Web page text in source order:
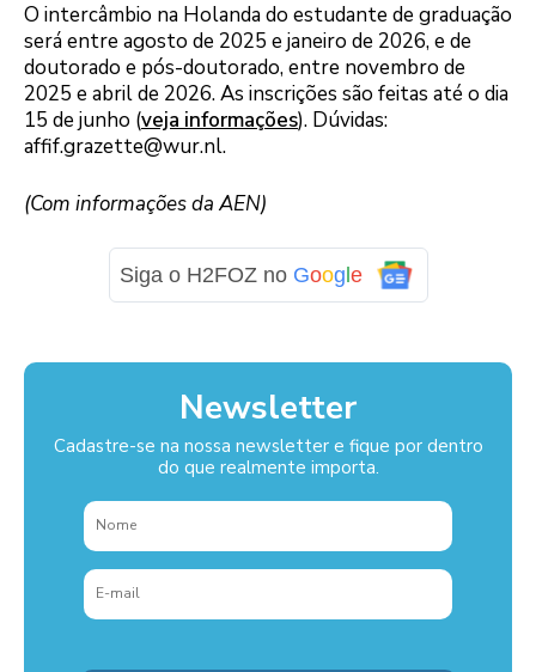
O intercâmbio na Holanda do estudante de graduação
será entre agosto de 2025 e janeiro de 2026, e de
doutorado e pós-doutorado, entre novembro de
2025 e abril de 2026. As inscrições são feitas até o dia
15 de junho (veja informações). Dúvidas:
affif.grazette@wur.nl.
(Com informações da AEN)
Siga o H2FOZ no Goog e
Newsletter
Cadastre-se na nossa newsletter e fique por dentro
do que realmente importa.